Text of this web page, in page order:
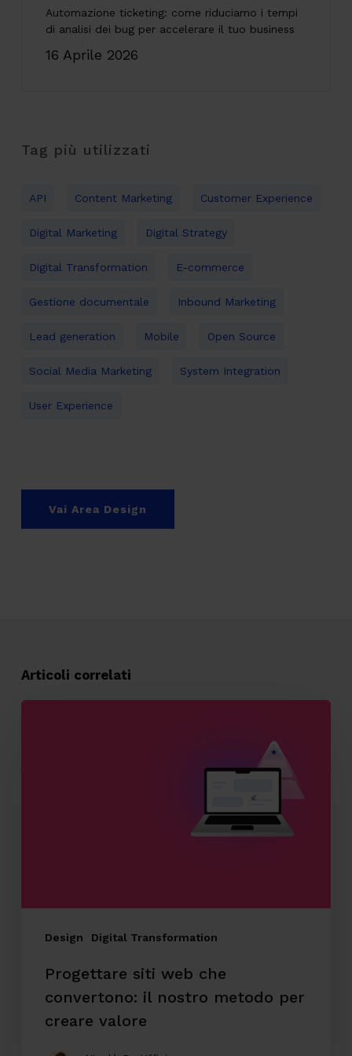
Automazione ticketing: come riduciamo i tempi
di analisi dei bug per accelerare il tuo business
16 Aprile 2026
Tag più utilizzati
API Content Marketing Customer Experience
Digital Marketing Digital Strategy
Digital Transformation E-commerce
Gestione documentale Inbound Marketing
Lead generation Mobile Open Source
Social Media Marketing System Integration
User Experience
Vai Area Design
Articoli correlati
Design Digital Transformation
per
creare
Progettare siti web che
convertono: il nostro metodo per
creare valore